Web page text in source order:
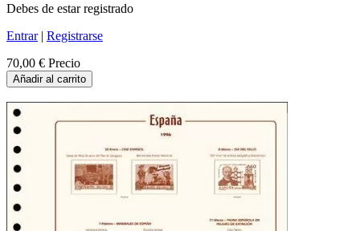
Debes de estar registrado
Entrar| Registrarse
70,00 € Precio
Añadir al carrito